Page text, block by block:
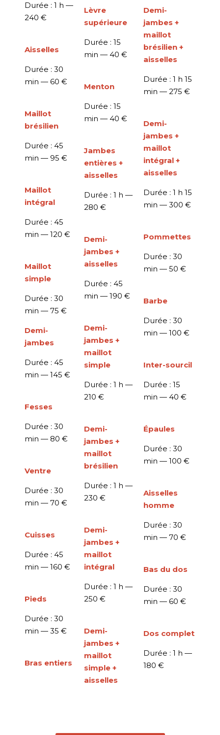
Durée : 1 h —
240 €
Aisselles
Durée : 30
min — 60 €
Maillot
brésilien
Durée : 45
min — 95 €
Maillot
intégral
Durée : 45
min — 120 €
Maillot
simple
Durée : 30
min — 75 €
Demi-
jambes
Durée : 45
min — 145 €
Fesses
Durée : 30
min — 80 €
Ventre
Durée : 30
min — 70 €
Cuisses
Durée : 45
min — 160 €
Pieds
Durée : 30
min — 35 €
Bras entiers
Lèvre
supérieure
Durée : 15
min — 40 €
Menton
Durée : 15
min — 40 €
Jambes
entières +
aisselles
Durée : 1 h —
280 €
Demi-
jambes +
aisselles
Durée : 45
min — 190 €
Demi-
jambes +
maillot
simple
Durée : 1 h —
210 €
Demi-
jambes +
maillot
brésilien
Durée : 1 h —
230 €
Demi-
jambes +
maillot
intégral
Durée : 1 h —
250 €
Demi-
jambes +
maillot
simple +
aisselles
Demi-
jambes +
maillot
brésilien +
aisselles
Durée : 1 h 15
min — 275 €
Demi-
jambes +
maillot
intégral +
aisselles
Durée : 1 h 15
min — 300 €
Pommettes
Durée : 30
min — 50 €
Barbe
Durée : 30
min — 100 €
Inter-sourcil
Durée : 15
min — 40 €
Épaules
Durée : 30
min — 100 €
Aisselles
homme
Durée : 30
min — 70 €
Bas du dos
Durée : 30
min — 60 €
Dos complet
Durée : 1 h —
180 €